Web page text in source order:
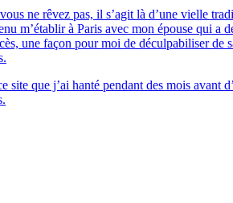
ne rêvez pas, il s’agit là d’une vielle
m’établir à Paris avec mon épouse qui a
une façon pour moi de déculpabiliser
que j’ai hanté pendant des mois